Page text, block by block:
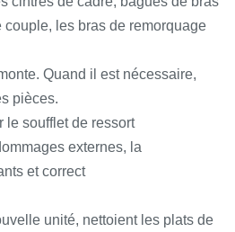
les bras de remorquage
Quand il est nécessaire,
pièces.
le soufflet de ressort
externes, la
et correct
unité, nettoient les plats de